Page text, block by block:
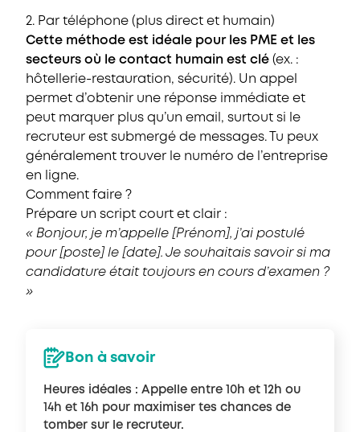
2. Par téléphone (plus direct et humain)
Cette méthode est idéale pour les PME et les
secteurs où le contact humain est clé (ex. :
hôtellerie-restauration, sécurité). Un appel
permet d’obtenir une réponse immédiate et
peut marquer plus qu’un email, surtout si le
recruteur est submergé de messages. Tu peux
généralement trouver le numéro de l’entreprise
en ligne.
Comment faire ?
Prépare un script court et clair :
« Bonjour, je m’appelle [Prénom], j’ai postulé
pour [poste] le [date]. Je souhaitais savoir si ma
candidature était toujours en cours d’examen ?
»
Bon à savoir
Heures idéales : Appelle entre 10h et 12h ou
14h et 16h pour maximiser tes chances de
tomber sur le recruteur.